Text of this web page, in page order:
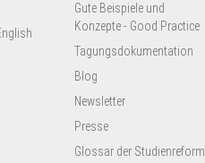
Gute Beispiele und
Konzepte - Good Practice
Tagungsdokumentation
Blog
Newsletter
Presse
Glossar der Studienreform